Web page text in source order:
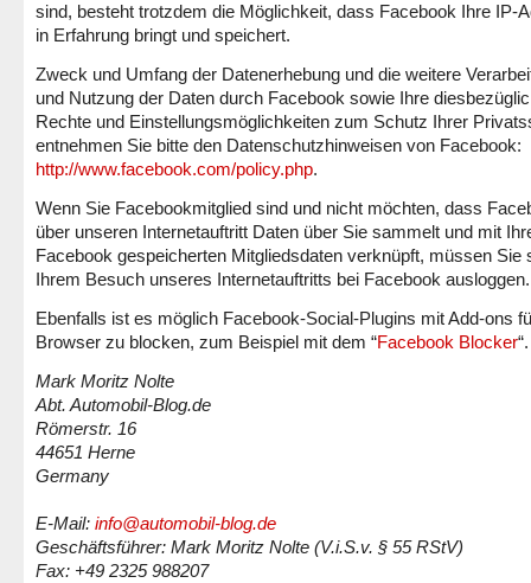
sind, besteht trotzdem die Möglichkeit, dass Facebook Ihre IP-
in Erfahrung bringt und speichert.
Zweck und Umfang der Datenerhebung und die weitere
und Nutzung der Daten durch Facebook sowie Ihre
Rechte und Einstellungsmöglichkeiten zum Schutz Ihrer
entnehmen Sie bitte den Datenschutzhinweisen von Facebook:
http://www.facebook.com/policy.php.
Wenn Sie Facebookmitglied sind und nicht möchten, dass
über unseren Internetauftritt Daten über Sie sammelt und mit
Facebook gespeicherten Mitgliedsdaten verknüpft, müssen Sie
Ihrem Besuch unseres Internetauftritts bei Facebook ausloggen.
Ebenfalls ist es möglich Facebook-Social-Plugins mit Add-ons
Browser zu blocken, zum Beispiel mit dem “Facebook Blocker“.
Mark Moritz Nolte
Abt. Automobil-Blog.de
Römerstr. 16
44651 Herne
Germany
E-Mail: info@automobil-blog.de
Geschäftsführer: Mark Moritz Nolte (V.i.S.v. § 55 RStV)
Fax: +49 2325 988207